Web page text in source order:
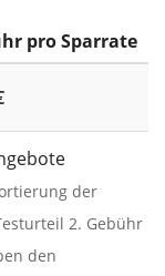
pro Sparrate
der
2. Gebühr
den